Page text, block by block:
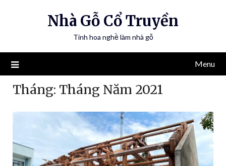
Nhà Gỗ Cổ Truyền
Tinh hoa nghề làm nhà gỗ
Menu
Tháng: Tháng Năm 2021